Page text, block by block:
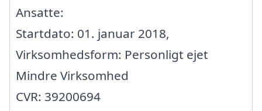
Ansatte:
Startdato: 01. januar 2018,
Virksomhedsform: Personligt ejet
Mindre Virksomhed
CVR: 39200694